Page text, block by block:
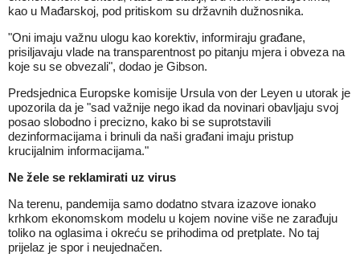
kao u Mađarskoj, pod pritiskom su državnih dužnosnika.
"Oni imaju važnu ulogu kao korektiv, informiraju građane,
prisiljavaju vlade na transparentnost po pitanju mjera i obveza na
koje su se obvezali", dodao je Gibson.
Predsjednica Europske komisije Ursula von der Leyen u utorak je
upozorila da je "sad važnije nego ikad da novinari obavljaju svoj
posao slobodno i precizno, kako bi se suprotstavili
dezinformacijama i brinuli da naši građani imaju pristup
krucijalnim informacijama."
Ne žele se reklamirati uz virus
Na terenu, pandemija samo dodatno stvara izazove ionako
krhkom ekonomskom modelu u kojem novine više ne zarađuju
toliko na oglasima i okreću se prihodima od pretplate. No taj
prijelaz je spor i neujednačen.